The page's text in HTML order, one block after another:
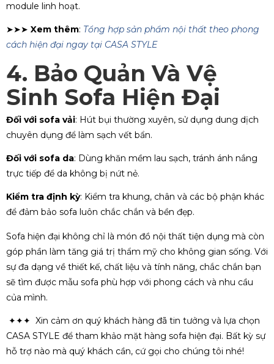
module linh hoạt.
➤➤➤ Xem thêm: Tổng hợp sản phẩm nội thất theo phong
cách hiện đại ngay tại CASA STYLE
4. Bảo Quản Và Vệ
Sinh Sofa Hiện Đại
Đối với sofa vải: Hút bụi thường xuyên, sử dụng dung dịch
chuyên dụng để làm sạch vết bẩn.
Đối với sofa da: Dùng khăn mềm lau sạch, tránh ánh nắng
trực tiếp để da không bị nứt nẻ.
Kiểm tra định kỳ: Kiểm tra khung, chân và các bộ phận khác
để đảm bảo sofa luôn chắc chắn và bền đẹp.
Sofa hiện đại không chỉ là món đồ nội thất tiện dụng mà còn
góp phần làm tăng giá trị thẩm mỹ cho không gian sống. Với
sự đa dạng về thiết kế, chất liệu và tính năng, chắc chắn bạn
sẽ tìm được mẫu sofa phù hợp với phong cách và nhu cầu
của mình.
✦✦✦ Xin cảm ơn quý khách hàng đã tin tưởng và lựa chọn
CASA STYLE để tham khảo mặt hàng sofa hiện đại. Bất kỳ sự
hỗ trợ nào mà quý khách cần, cứ gọi cho chúng tôi nhé!